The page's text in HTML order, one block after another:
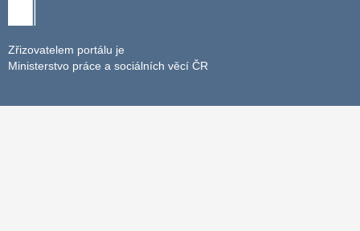
Zřizovatelem portálu je
Ministerstvo práce a sociálních věcí ČR